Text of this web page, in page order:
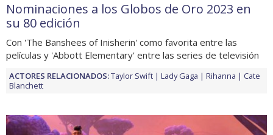
Nominaciones a los Globos de Oro 2023 en
su 80 edición
Con 'The Banshees of Inisherin' como favorita entre las
películas y 'Abbott Elementary' entre las series de televisión
ACTORES RELACIONADOS:Taylor Swift Lady Gaga Rihanna
Cate
Blanchett